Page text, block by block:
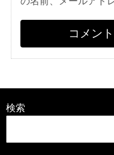
検索